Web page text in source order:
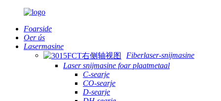
Foarside
Oer ús
Lasermasine
Fiberlaser-snijmasine
Laser snijmasine foar plaatmetaal
C-searje
CO-searje
D-searje